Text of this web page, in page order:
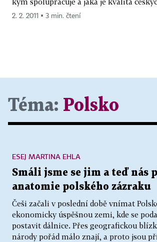
2. 2. 2011 ▪ 3 min. čtení
Téma: Polsko
Smáli jsme se jim a teď nás
anatomie polského zázraku
Češi začali v poslední době vnímat
ekonomicky úspěšnou zemi, kde se
postavit dálnice. Přes geografickou
národy pořád málo znají, a proto jsou
ESEJ MARTINA EHLA